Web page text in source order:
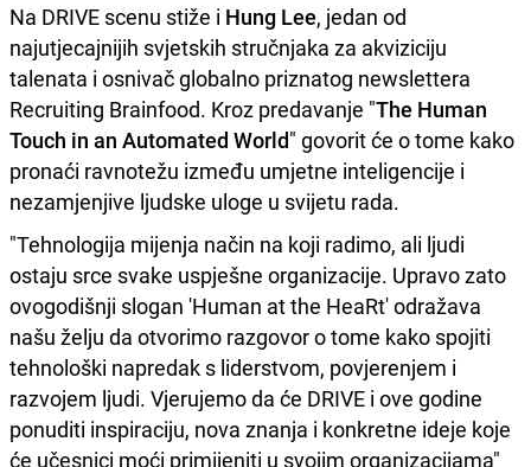
Na DRIVE scenu stiže i Hung Lee, jedan od
najutjecajnijih svjetskih stručnjaka za akviziciju
talenata i osnivač globalno priznatog newslettera
Recruiting Brainfood. Kroz predavanje "The Human
Touch in an Automated World" govorit će o tome kako
pronaći ravnotežu između umjetne inteligencije i
nezamjenjive ljudske uloge u svijetu rada.
"Tehnologija mijenja način na koji radimo, ali ljudi
ostaju srce svake uspješne organizacije. Upravo zato
ovogodišnji slogan 'Human at the HeaRt' odražava
našu želju da otvorimo razgovor o tome kako spojiti
tehnološki napredak s liderstvom, povjerenjem i
razvojem ljudi. Vjerujemo da će DRIVE i ove godine
ponuditi inspiraciju, nova znanja i konkretne ideje koje
će učesnici moći primijeniti u svojim organizacijama"